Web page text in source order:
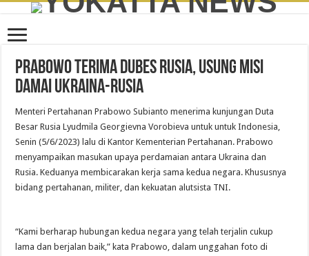
PRABOWO TERIMA DUBES RUSIA, USUNG MISI
DAMAI UKRAINA-RUSIA
Menteri Pertahanan Prabowo Subianto menerima kunjungan Duta
Besar Rusia Lyudmila Georgievna Vorobieva untuk untuk Indonesia,
Senin (5/6/2023) lalu di Kantor Kementerian Pertahanan. Prabowo
menyampaikan masukan upaya perdamaian antara Ukraina dan
Rusia. Keduanya membicarakan kerja sama kedua negara. Khususnya
bidang pertahanan, militer, dan kekuatan alutsista TNI.
“Kami berharap hubungan kedua negara yang telah terjalin cukup
lama dan berjalan baik,” kata Prabowo, dalam unggahan foto di